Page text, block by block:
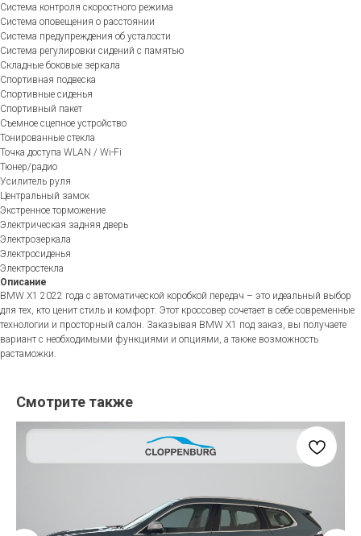
Система контроля скоростного режима
Система оповещения о расстоянии
Система предупреждения об усталости
Система регулировки сидений с памятью
Складные боковые зеркала
Спортивная подвеска
Спортивные сиденья
Спортивный пакет
Съемное сцепное устройство
Тонированные стекла
Точка доступа WLAN / Wi-Fi
Тюнер/радио
Усилитель руля
Центральный замок
Экстренное торможение
Электрическая задняя дверь
Электрозеркала
Электросиденья
Электростекла
Описание
BMW X1 2022 года с автоматической коробкой передач – это идеальный выбор
для тех, кто ценит стиль и комфорт. Этот кроссовер сочетает в себе современные
технологии и просторный салон. Заказывая BMW X1 под заказ, вы получаете
вариант с необходимыми функциями и опциями, а также возможность
растаможки.
Смотрите также